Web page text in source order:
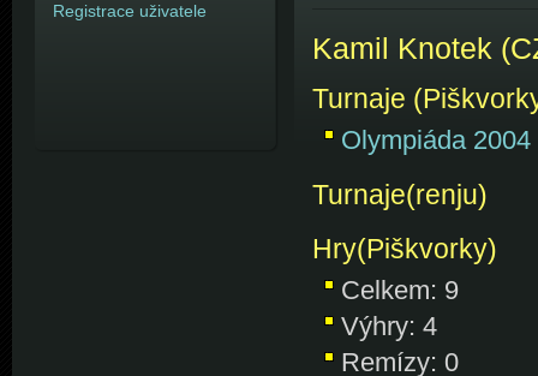
Kamil Knotek
Turnaje
Olympiáda 2004
Turnaje(renju)
Hry(Piškvorky)
Celkem: 9
Výhry: 4
Remízy: 0
Registrace uživatele